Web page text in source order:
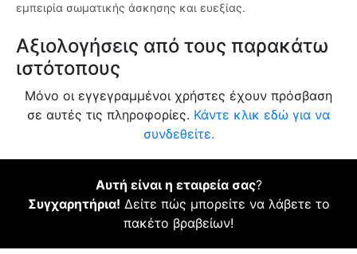
εμπειρία σωματικής άσκησης και ευεξίας.
Αξιολογήσεις από τους παρακάτω
ιστότοπους
Μόνο οι εγγεγραμμένοι χρήστες έχουν πρόσβαση
σε αυτές τις πληροφορίες. Κάντε κλικ εδώ για να
συνδεθείτε.
Αυτή είναι η εταιρεία σας?
Συγχαρητήρια! Δείτε πώς μπορείτε να λάβετε το
πακέτο βραβείων!